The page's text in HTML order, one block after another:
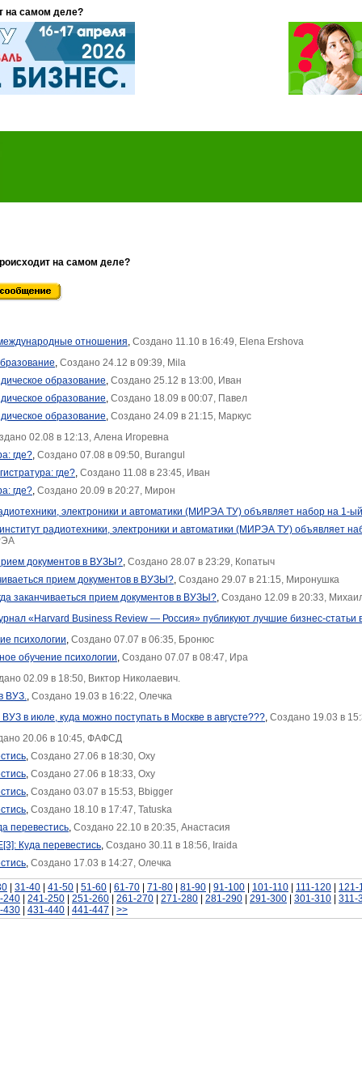
на самом деле?
на самом деле?
отношения, Создано 11.10 в 16:49, Elena Ershova
, Создано 24.12 в 09:39, Mila
образование, Создано 25.12 в 13:00, Иван
образование, Создано 18.09 в 00:07, Павел
образование, Создано 24.09 в 21:15, Маркус
02.08 в 12:13, Алена Игоревна
где?, Создано 07.08 в 09:50, Burangul
где?, Создано 11.08 в 23:45, Иван
где?, Создано 20.09 в 20:27, Мирон
электроники и автоматики (МИРЭА ТУ) объявляет набор на 1-
радиотехники, электроники и автоматики (МИРЭА ТУ) объявляет
документов в ВУЗЫ?, Создано 28.07 в 23:29, Копатыч
прием документов в ВУЗЫ?, Создано 29.07 в 21:15, Миронушка
заканчиваеться прием документов в ВУЗЫ?, Создано 12.09 в 20:33,
«Harvard Business Review — Россия» публикуют лучшие бизнес-статьи
психологии, Создано 07.07 в 06:35, Бронюс
обучение психологии, Создано 07.07 в 08:47, Ира
02.09 в 18:50, Виктор Николаевич.
ВУЗ., Создано 19.03 в 16:22, Олечка
в июле, куда можно поступать в Москве в августе???, Создано 19.03 в
20.06 в 10:45, ФАФСД
, Создано 27.06 в 18:30, Oxy
, Создано 27.06 в 18:33, Oxy
, Создано 03.07 в 15:53, Bbigger
, Создано 18.10 в 17:47, Tatuska
перевестись, Создано 22.10 в 20:35, Анастасия
Куда перевестись, Создано 30.11 в 18:56, Iraida
, Создано 17.03 в 14:27, Олечка
31-40 41-50 51-60 61-70 71-80 81-90 91-100 101-110 111-120
121-
240
241-250 251-260 261-270 271-280 281-290 291-300 301-310
311-
430
431-440 441-447 >>